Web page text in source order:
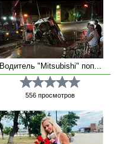
Водитель "Mitsubishi" поп...
556 просмотров